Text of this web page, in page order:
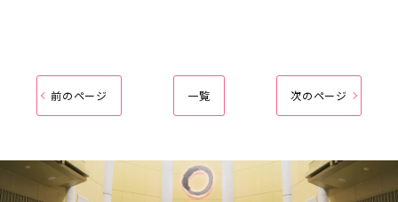
前のページ 一覧 次のページ